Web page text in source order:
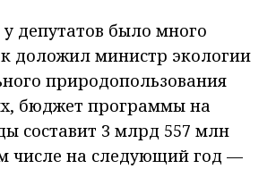
депутатов было много
доложил министр экологии
природопользования
бюджет программы на
составит 3 млрд 557 млн
числе на следующий год —